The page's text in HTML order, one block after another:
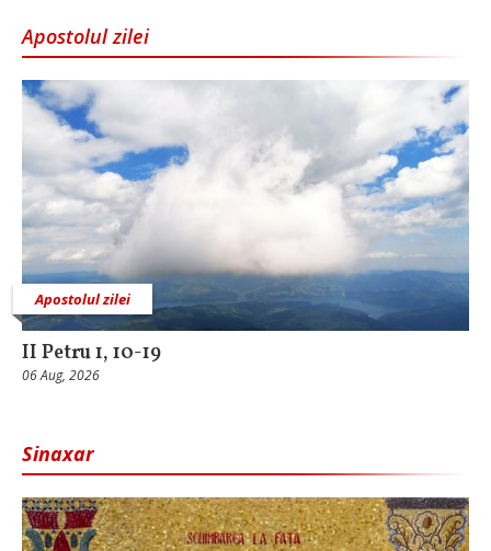
Apostolul zilei
Apostolul zilei
II Petru 1, 10-19
06 Aug, 2026
Sinaxar